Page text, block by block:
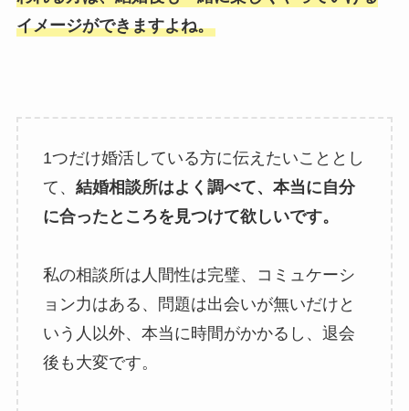
イメージができますよね。
1つだけ婚活している方に伝えたいこととし
て、 結婚相談所はよく調べて、本当に自分
に合ったところを見つけて欲しいです。
私の相談所は人間性は完璧、コミュケーシ
ョン力はある、問題は出会いが無いだけと
いう人以外、本当に時間がかかるし、退会
後も大変です。